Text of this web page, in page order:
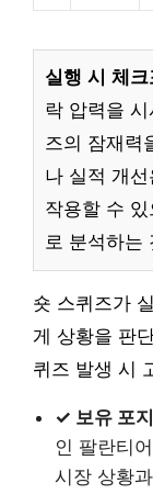
실행 시 체크
락 압력을
즈의 잠재력
나 실적 개
작용할 수
로 분석하는
숏 스퀴즈가
게 상황을 판
퀴즈 발생 시
✓ 보유 포
인 팔란티
시장 상황